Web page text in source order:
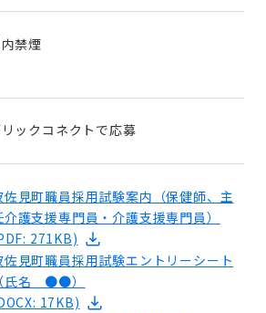
禁煙
ックコネクトで応募
佐見町職員採用試験案内（保健師、主
介護支援専門員・介護支援専門員）
271KB)
佐見町職員採用試験エントリーシート
（氏名 ●●）
17KB)